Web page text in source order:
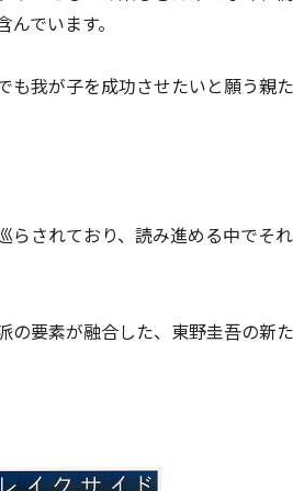
でいます。
も我が子を成功させたいと願う親
らされており、読み進める中でそ
の要素が融合した、東野圭吾の新